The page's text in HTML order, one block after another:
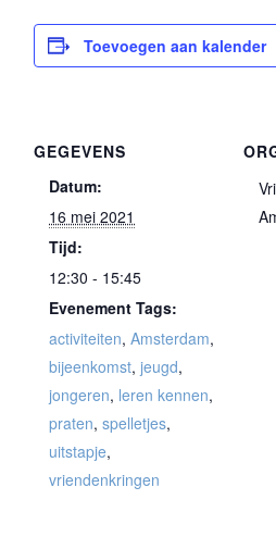
Toevoegen aan kalender
GEGEVENS
Datum:
16 mei 2021
Tijd:
12:30 - 15:45
Evenement Tags:
activiteiten,Amsterdam,
bijeenkomst,jeugd,
jongeren, leren kennen,
praten,spelletjes,
uitstapje,
vriendenkringen